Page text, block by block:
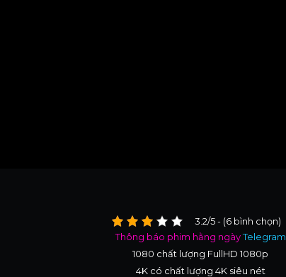
3.2/5 - (6 bình chọn)
Thông báo phim hằng ngàyTelegram
1080 chất lượng FullHD 1080p
4K có chất lượng 4K siêu nét